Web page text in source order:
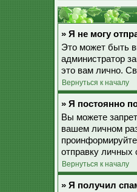
» Я не могу
Это может быть
администратор
это вам лично.
Вернуться к началу
» Я постоянно
Вы можете
вашем личном
отправку личных
Вернуться к началу
» Я получил